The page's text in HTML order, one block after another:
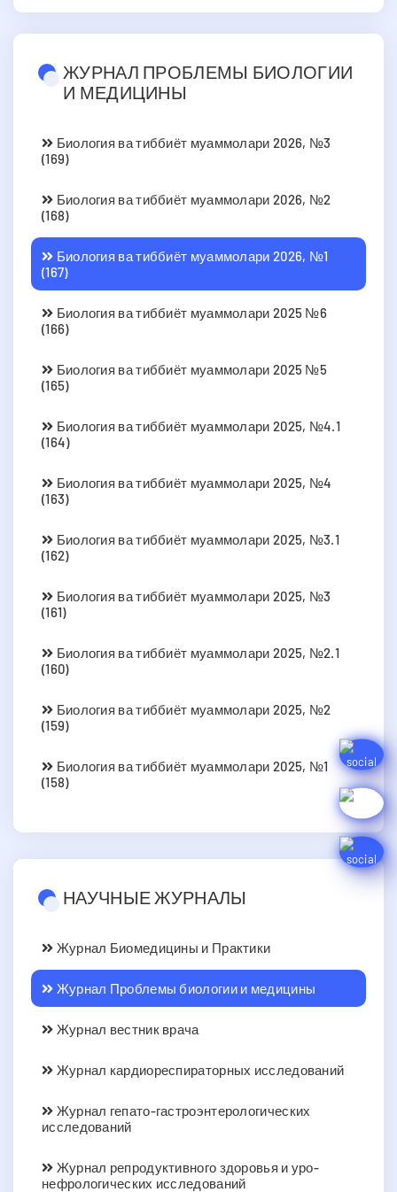
ЖУРНАЛ ПРОБЛЕМЫ БИОЛОГИИ
И МЕДИЦИНЫ
Биология ва тиббиёт муаммолари 2026, №3
(169)
Биология ва тиббиёт муаммолари 2026, №2
(168)
Биология ва тиббиёт муаммолари 2026, №1
(167)
Биология ва тиббиёт муаммолари 2025 №6
(166)
Биология ва тиббиёт муаммолари 2025 №5
(165)
Биология ва тиббиёт муаммолари 2025, №4.1
(164)
Биология ва тиббиёт муаммолари 2025, №4
(163)
Биология ва тиббиёт муаммолари 2025, №3.1
(162)
Биология ва тиббиёт муаммолари 2025, №3
(161)
Биология ва тиббиёт муаммолари 2025, №2.1
(160)
Биология ва тиббиёт муаммолари 2025, №2
(159)
Биология ва тиббиёт муаммолари 2025, №1
(158)
НАУЧНЫЕ ЖУРНАЛЫ
Журнал Биомедицины и Практики
Журнал Проблемы биологии и медицины
Журнал вестник врача
Журнал кардиореспираторных исследований
Журнал гепато-гастроэнтерологических
исследований
Журнал репродуктивного здоровья и уро-
нефрологических исследований